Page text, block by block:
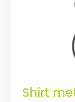
Shirt